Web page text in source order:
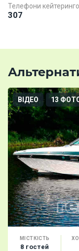
Телефони
307
ВІДЕО 13
МІСТКІСТЬ
8 гостей